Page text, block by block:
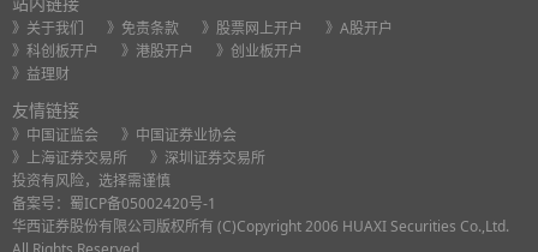
》关于我们 》免责条款 》股票网上开户
》A股开户
》科创板开户
》港股开户
》创业板开户
》益理财
友情链接
》中国证监会
》中国证券业协会
》上海证券交易所
》深圳证券交易所
投资有风险，选择需谨慎
备案号： 蜀ICP备05002420号-1
华西证券股份有限公司版权所有 (C)Copyright 2006 HUAXI Securities Co.,Ltd.